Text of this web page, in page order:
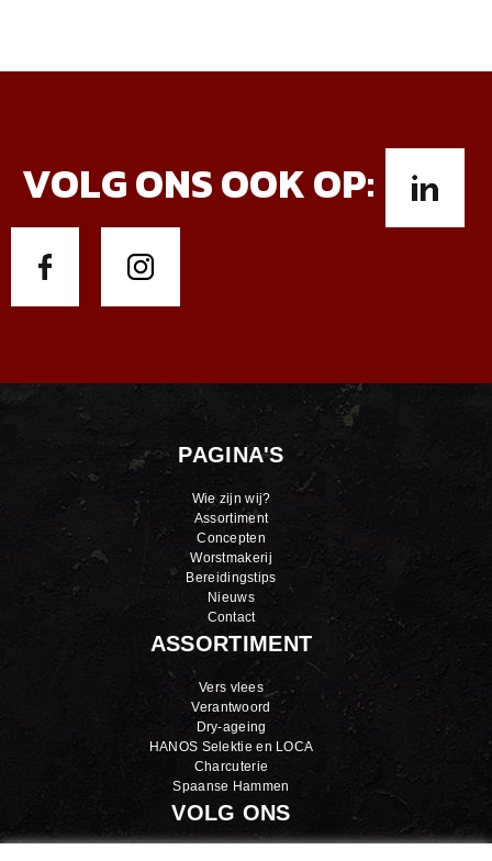
VOLG ONS OOK OP:
PAGINA'S
Wie zijn wij?
Assortiment
Concepten
Worstmakerij
Bereidingstips
Nieuws
Contact
ASSORTIMENT
Vers vlees
Verantwoord
Dry-ageing
HANOS Selektie en LOCA
Charcuterie
Spaanse Hammen
VOLG ONS